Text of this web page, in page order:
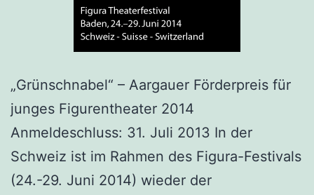
„Grünschnabel“ – Aargauer Förderpreis für
junges Figurentheater 2014
Anmeldeschluss: 31. Juli 2013 In der
Schweiz ist im Rahmen des Figura-Festivals
(24.-29. Juni 2014) wieder der